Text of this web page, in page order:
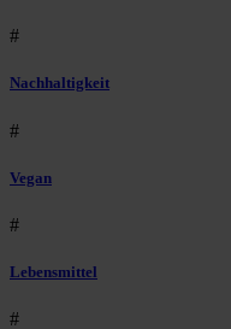
#
Nachhaltigkeit
#
Vegan
#
Lebensmittel
#